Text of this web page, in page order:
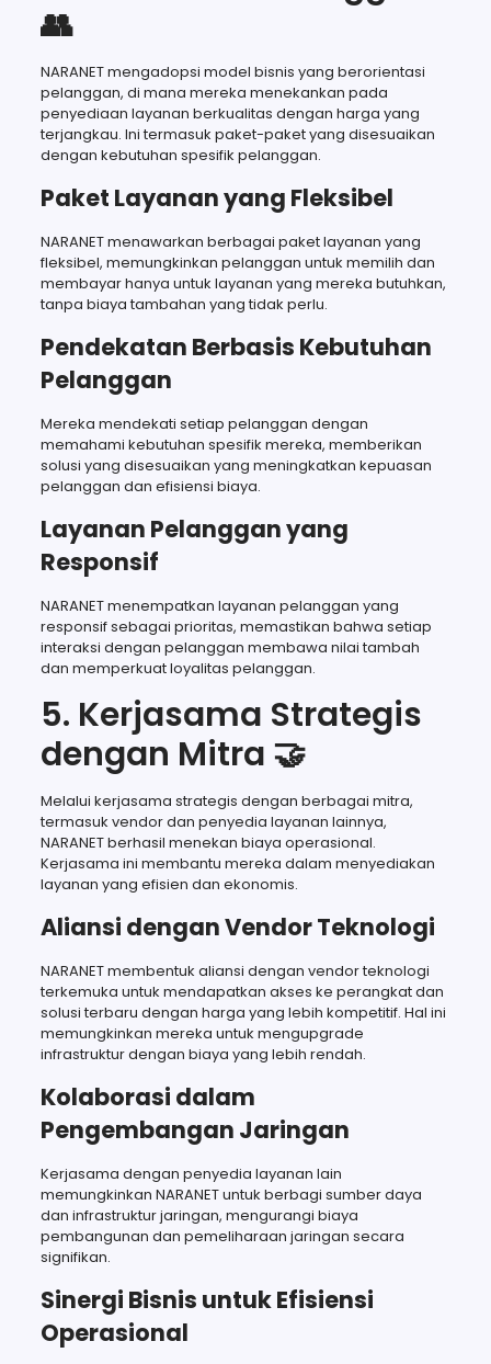
👥
NARANET mengadopsi model bisnis yang berorientasi
pelanggan, di mana mereka menekankan pada
penyediaan layanan berkualitas dengan harga yang
terjangkau. Ini termasuk paket-paket yang disesuaikan
dengan kebutuhan spesifik pelanggan.
Paket Layanan yang Fleksibel
NARANET menawarkan berbagai paket layanan yang
fleksibel, memungkinkan pelanggan untuk memilih dan
membayar hanya untuk layanan yang mereka butuhkan,
tanpa biaya tambahan yang tidak perlu.
Pendekatan Berbasis Kebutuhan
Pelanggan
Mereka mendekati setiap pelanggan dengan
memahami kebutuhan spesifik mereka, memberikan
solusi yang disesuaikan yang meningkatkan kepuasan
pelanggan dan efisiensi biaya.
Layanan Pelanggan yang
Responsif
NARANET menempatkan layanan pelanggan yang
responsif sebagai prioritas, memastikan bahwa setiap
interaksi dengan pelanggan membawa nilai tambah
dan memperkuat loyalitas pelanggan.
5. Kerjasama Strategis
dengan Mitra 🤝
Melalui kerjasama strategis dengan berbagai mitra,
termasuk vendor dan penyedia layanan lainnya,
NARANET berhasil menekan biaya operasional.
Kerjasama ini membantu mereka dalam menyediakan
layanan yang efisien dan ekonomis.
Aliansi dengan Vendor Teknologi
NARANET membentuk aliansi dengan vendor teknologi
terkemuka untuk mendapatkan akses ke perangkat dan
solusi terbaru dengan harga yang lebih kompetitif. Hal ini
memungkinkan mereka untuk mengupgrade
infrastruktur dengan biaya yang lebih rendah.
Kolaborasi dalam
Pengembangan Jaringan
Kerjasama dengan penyedia layanan lain
memungkinkan NARANET untuk berbagi sumber daya
dan infrastruktur jaringan, mengurangi biaya
pembangunan dan pemeliharaan jaringan secara
signifikan.
Sinergi Bisnis untuk Efisiensi
Operasional